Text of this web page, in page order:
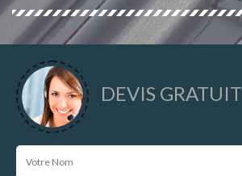
DEVIS GRATUIT